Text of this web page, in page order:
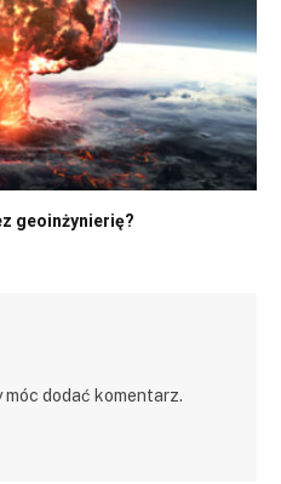
geoinżynierię?
móc dodać komentarz.